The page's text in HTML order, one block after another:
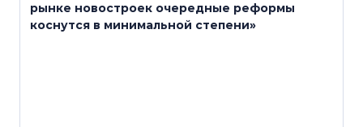
рынке новостроек очередные реформы
коснутся в минимальной степени»